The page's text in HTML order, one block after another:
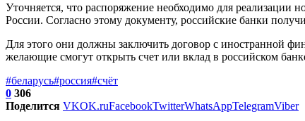
Уточняется, что распоряжение необходимо для
России. Согласно этому документу, российские банки
Для этого они должны заключить договор с иностранной
желающие смогут открыть счет или вклад в российском
#беларусь#россия#счёт
0 306
Поделится VKOK.ruFacebookTwitterWhatsAppTelegramViber